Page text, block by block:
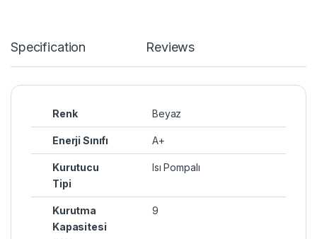
Specification Reviews
Renk Beyaz
Enerji Sınıfı A+
Kurutucu
Tipi
Isı Pompalı
Kurutma
Kapasitesi
9